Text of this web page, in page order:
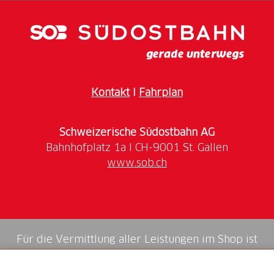
über die Fahrstrasse, hier ist mit Gegenverkehr zu
E-Bikes, sicheres Fahren in auf breiten
Schotterwegen ist Voraussetzung.
KontaktI Fahrplan
Schweizerische Südostbahn AG
www.sob.ch
Für die Vermittlung aller Leistungen im Shop ist